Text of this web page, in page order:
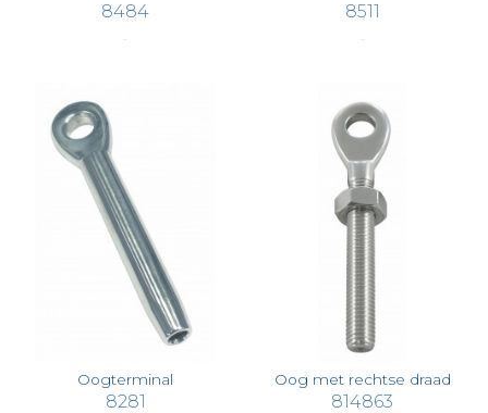
8484 8511
Oogterminal
8281
Oog met rechtse draad
814863